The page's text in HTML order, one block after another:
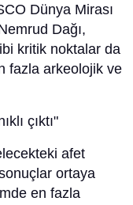
Dünya Mirası
Dağı,
kritik noktalar da
fazla arkeolojik ve
çıktı"
afet
ortaya
en fazla